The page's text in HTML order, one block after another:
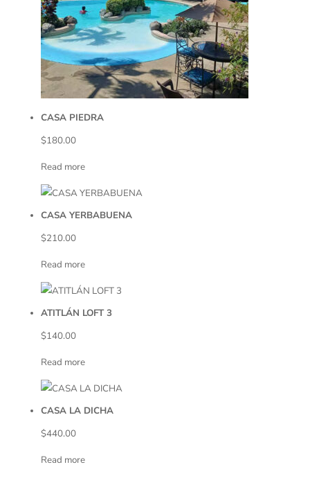
CASA PIEDRA
$180.00
Read more
CASA YERBABUENA
$210.00
Read more
ATITLÁN LOFT 3
$140.00
Read more
CASA LA DICHA
$440.00
Read more